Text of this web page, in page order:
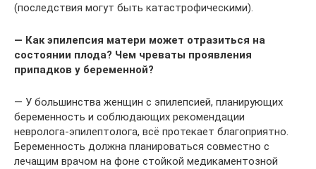
(последствия могут быть катастрофическими).
— Как эпилепсия матери может отразиться на
состоянии плода? Чем чреваты проявления
припадков у беременной?
— У большинства женщин с эпилепсией, планирующих
беременность и соблюдающих рекомендации
невролога-эпилептолога, всё протекает благоприятно.
Беременность должна планироваться совместно с
лечащим врачом на фоне стойкой медикаментозной